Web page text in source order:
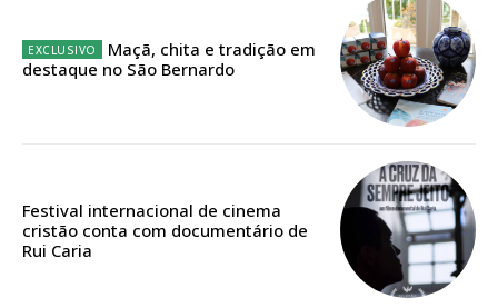
Maçã, chita e tradição em
destaque no São Bernardo
Festival internacional de cinema
cristão conta com documentário de
Rui Caria